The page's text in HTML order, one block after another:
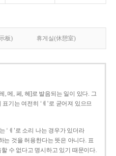
板) 휴게실(休憩室)
, 메, 페, 헤]로 발음되는 일이 있다. 그
기는 여전히 ‘ㅖ’로 굳어져 있으므
‘ㅔ’로 소리 나는 경우가 있더라
는 것을 허용한다는 뜻은 아니다. 표
수 없다고 명시하고 있기 때문이다.